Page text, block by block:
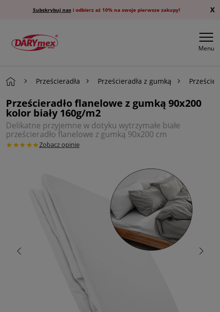
Subskrybuj nasi odbierz aż 10% na swoje pierwsze zakupy! X
Menu
Prześcieradła Prześcieradła z gumką
Prześcieradło flanelowe z gumką 90x200
kolor biały 160g/m2
Delikatne przyjemne w dotyku wytrzymałe białe
prześcieradło flanelowe z gumką 90x200 cm
★★★★★Zobacz opinie